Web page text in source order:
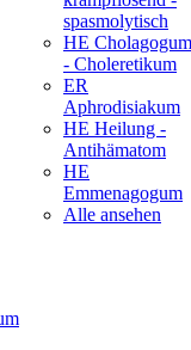
spasmolytisch
HE Cholagogum
- Choleretikum
ER
Aphrodisiakum
HE Heilung -
Antihämatom
HE
Emmenagogum
Alle ansehen